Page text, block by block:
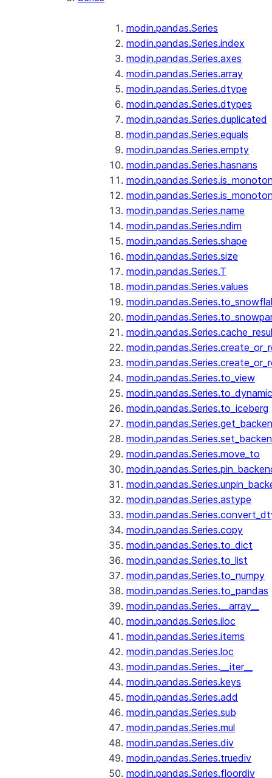
modin.pandas.Series
modin.pandas.Series.index
modin.pandas.Series.axes
modin.pandas.Series.array
modin.pandas.Series.dtype
modin.pandas.Series.dtypes
modin.pandas.Series.duplicated
modin.pandas.Series.equals
modin.pandas.Series.empty
modin.pandas.Series.hasnans
modin.pandas.Series.name
modin.pandas.Series.ndim
modin.pandas.Series.shape
modin.pandas.Series.size
modin.pandas.Series.T
modin.pandas.Series.values
modin.pandas.Series.to_view
modin.pandas.Series.to_iceberg
modin.pandas.Series.move_to
modin.pandas.Series.astype
modin.pandas.Series.copy
modin.pandas.Series.to_dict
modin.pandas.Series.to_list
modin.pandas.Series.to_numpy
modin.pandas.Series.to_pandas
modin.pandas.Series.__array__
modin.pandas.Series.iloc
modin.pandas.Series.items
modin.pandas.Series.loc
modin.pandas.Series.__iter__
modin.pandas.Series.keys
modin.pandas.Series.add
modin.pandas.Series.sub
modin.pandas.Series.mul
modin.pandas.Series.div
modin.pandas.Series.truediv
modin.pandas.Series.floordiv